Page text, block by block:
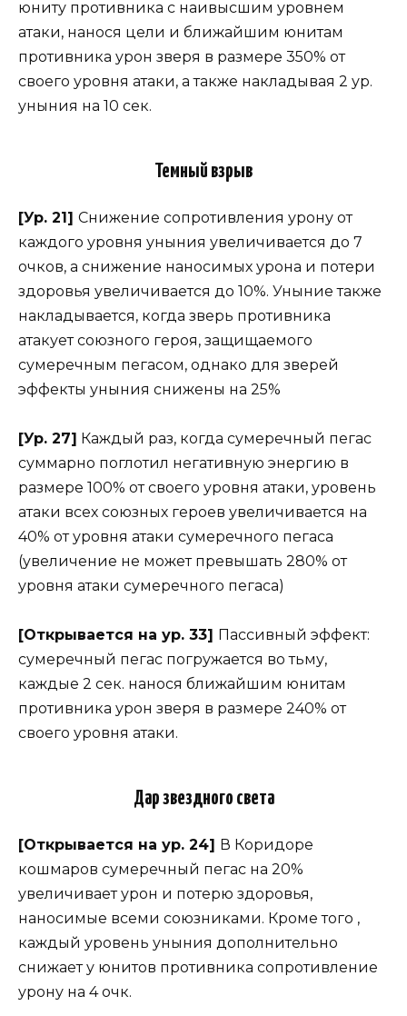
юниту противника с наивысшим уровнем
атаки, нанося цели и ближайшим юнитам
противника урон зверя в размере 350% от
своего уровня атаки, а также накладывая 2 ур.
уныния на 10 сек.
Темный взрыв
[Ур. 21] Снижение сопротивления урону от
каждого уровня уныния увеличивается до 7
очков, а снижение наносимых урона и потери
здоровья увеличивается до 10%. Уныние также
накладывается, когда зверь противника
атакует союзного героя, защищаемого
сумеречным пегасом, однако для зверей
эффекты уныния снижены на 25%
[Ур. 27] Каждый раз, когда сумеречный пегас
суммарно поглотил негативную энергию в
размере 100% от своего уровня атаки, уровень
атаки всех союзных героев увеличивается на
40% от уровня атаки сумеречного пегаса
(увеличение не может превышать 280% от
уровня атаки сумеречного пегаса)
[Открывается на ур. 33]
Пассивный эффект:
сумеречный пегас погружается во тьму,
каждые 2 сек. нанося ближайшим юнитам
противника урон зверя в размере 240% от
своего уровня атаки.
Дар звездного света
[Открывается на ур. 24]
В Коридоре
кошмаров сумеречный пегас на 20%
увеличивает урон и потерю здоровья,
наносимые всеми союзниками. Кроме того ,
каждый уровень уныния дополнительно
снижает у юнитов противника сопротивление
урону на 4 очк.